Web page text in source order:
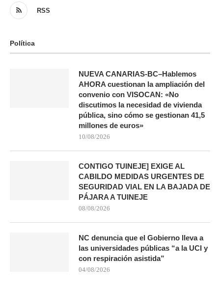
RSS
Política
NUEVA CANARIAS-BC–Hablemos
AHORA cuestionan la ampliación del
convenio con VISOCAN: «No
discutimos la necesidad de vivienda
pública, sino cómo se gestionan 41,5
millones de euros»
10/08/2026
CONTIGO TUINEJE] EXIGE AL
CABILDO MEDIDAS URGENTES DE
SEGURIDAD VIAL EN LA BAJADA DE
PÁJARA A TUINEJE
08/08/2026
NC denuncia que el Gobierno lleva a
las universidades públicas “a la UCI y
con respiración asistida”
04/08/2026